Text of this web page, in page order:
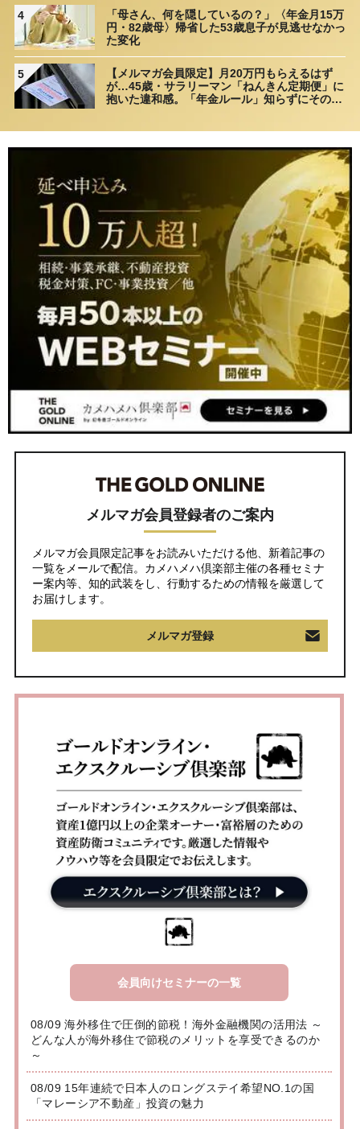
4
「母さん、何を隠しているの？」〈年金月15万
円・82歳母〉帰省した53歳息子が見逃せなかっ
た変化
5
【メルマガ会員限定】月20万円もらえるはず
が…45歳・サラリーマン「ねんきん定期便」に
抱いた違和感。「年金ルール」知らずにそのま
メルマガ会員登録者のご案内
メルマガ会員限定記事をお読みいただける他、新着記事の
一覧をメールで配信。カメハメハ倶楽部主催の各種セミナ
ー案内等、知的武装をし、行動するための情報を厳選して
お届けします。
メルマガ登録
会員向けセミナーの一覧
08/09 海外移住で圧倒的節税！海外金融機関の活用法 ～
どんな人が海外移住で節税のメリットを享受できるのか
～
08/09 15年連続で日本人のロングステイ希望NO.1の国
「マレーシア不動産」投資の魅力